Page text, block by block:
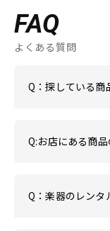
FAQ
よくある質問
Q：探している商
Q:お店にある商
Q：楽器のレンタ